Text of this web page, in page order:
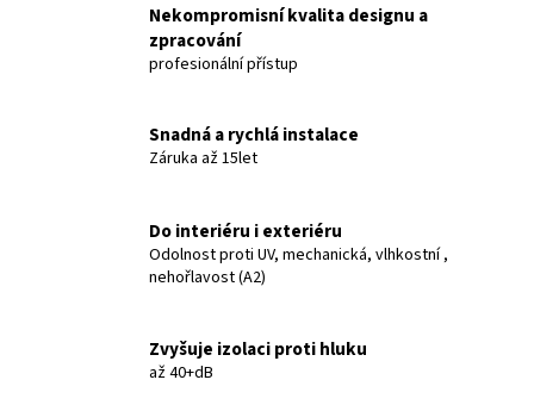
Nekompromisní kvalita designu a
zpracování
profesionální přístup
Snadná a rychlá instalace
Záruka až 15let
Do interiéru i exteriéru
Odolnost proti UV, mechanická, vlhkostní ,
nehořlavost (A2)
Zvyšuje izolaci proti hluku
až 40+dB